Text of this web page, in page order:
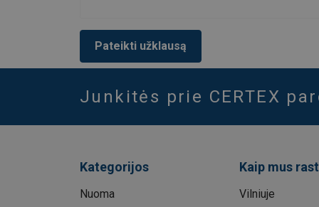
Pateikti užklausą
Junkitės prie CERTEX
Kategorijos
Nuoma
Kaip mus
Vilniuje